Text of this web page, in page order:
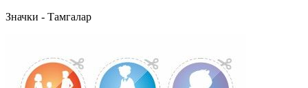
Значки - Тамгалар